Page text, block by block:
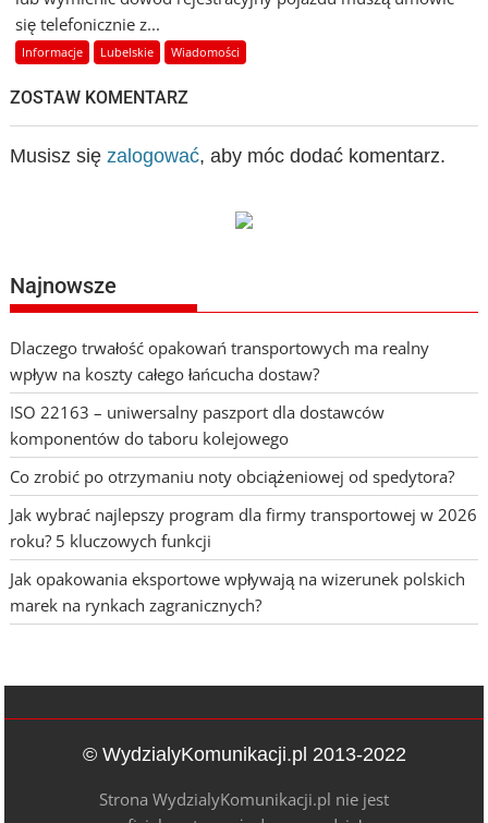
się telefonicznie z...
Informacje Lubelskie Wiadomości
ZOSTAW KOMENTARZ
Musisz się zalogować, aby móc dodać komentarz.
Najnowsze
Dlaczego trwałość opakowań transportowych ma realny
wpływ na koszty całego łańcucha dostaw?
ISO 22163 – uniwersalny paszport dla dostawców
komponentów do taboru kolejowego
Co zrobić po otrzymaniu noty obciążeniowej od spedytora?
Jak wybrać najlepszy program dla firmy transportowej w 2026
roku? 5 kluczowych funkcji
Jak opakowania eksportowe wpływają na wizerunek polskich
marek na rynkach zagranicznych?
© WydzialyKomunikacji.pl 2013-2022
Strona WydzialyKomunikacji.pl nie jest